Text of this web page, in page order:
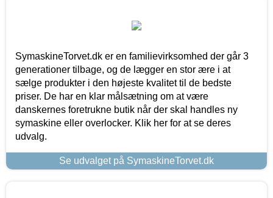
SymaskineTorvet.dk er en familievirksomhed der går 3
generationer tilbage, og de lægger en stor ære i at
sælge produkter i den højeste kvalitet til de bedste
priser. De har en klar målsætning om at være
danskernes foretrukne butik når der skal handles ny
symaskine eller overlocker. Klik her for at se deres
udvalg.
Se udvalget på SymaskineTorvet.dk